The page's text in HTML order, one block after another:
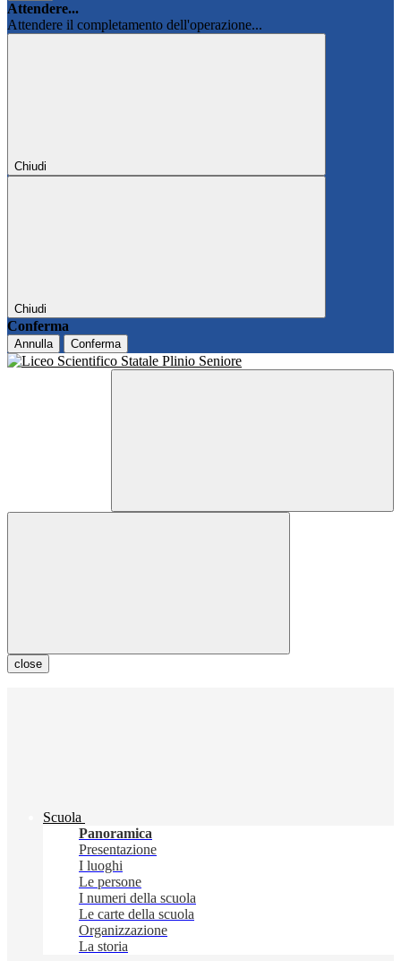
Attendere...
Attendere il completamento dell'operazione...
Chiudi
Chiudi
Conferma
Annulla Conferma
close
Scuola
Panoramica
Presentazione
I luoghi
Le persone
I numeri della scuola
Le carte della scuola
Organizzazione
La storia